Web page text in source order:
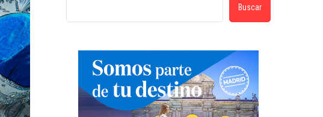
Buscar